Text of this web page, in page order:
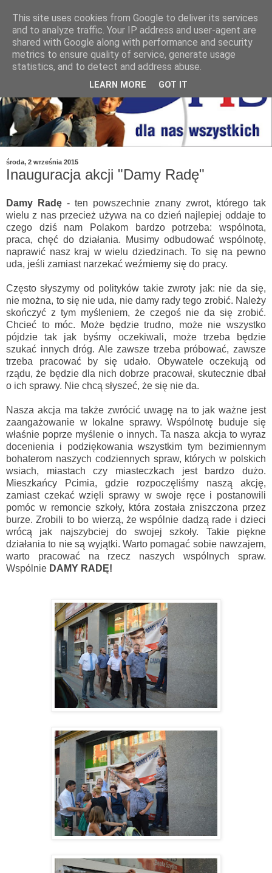
środa, 2 września 2015
Inauguracja akcji "Damy Radę"
Damy Radę - ten powszechnie znany zwrot, którego tak
wielu z nas przecież używa na co dzień najlepiej oddaje to
czego dziś nam Polakom bardzo potrzeba: wspólnota,
praca, chęć do działania. Musimy odbudować wspólnotę,
naprawić nasz kraj w wielu dziedzinach. To się na pewno
uda, jeśli zamiast narzekać weźmiemy się do pracy.
Często słyszymy od polityków takie zwroty jak: nie da się,
nie można, to się nie uda, nie damy rady tego zrobić. Należy
skończyć z tym myśleniem, że czegoś nie da się zrobić.
Chcieć to móc. Może będzie trudno, może nie wszystko
pójdzie tak jak byśmy oczekiwali, może trzeba będzie
szukać innych dróg. Ale zawsze trzeba próbować, zawsze
trzeba pracować by się udało. Obywatele oczekują od
rządu, że będzie dla nich dobrze pracował, skutecznie dbał
o ich sprawy. Nie chcą słyszeć, że się nie da.
Nasza akcja ma także zwrócić uwagę na to jak ważne jest
zaangażowanie w lokalne sprawy. Wspólnotę buduje się
właśnie poprze myślenie o innych. Ta nasza akcja to wyraz
docenienia i podziękowania wszystkim tym bezimiennym
bohaterom naszych codziennych spraw, których w polskich
wsiach, miastach czy miasteczkach jest bardzo dużo.
Mieszkańcy Pcimia, gdzie rozpoczęliśmy naszą akcję,
zamiast czekać wzięli sprawy w swoje ręce i postanowili
pomóc w remoncie szkoły, która została zniszczona przez
burze. Zrobili to bo wierzą, że wspólnie dadzą rade i dzieci
wrócą jak najszybciej do swojej szkoły. Takie piękne
działania to nie są wyjątki. Warto pomagać sobie nawzajem,
warto pracować na rzecz naszych wspólnych spraw.
Wspólnie DAMY RADĘ!
This site uses cookies from Google to deliver its services
and to analyze traffic. Your IP address and user-agent are
shared with Google along with performance and security
metrics to ensure quality of service, generate usage
statistics, and to detect and address abuse.
LEARN MORE GOT IT